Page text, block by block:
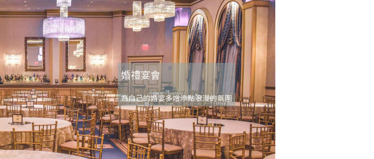
婚禮宴會
為自己的婚宴多增添點浪漫的氛圍